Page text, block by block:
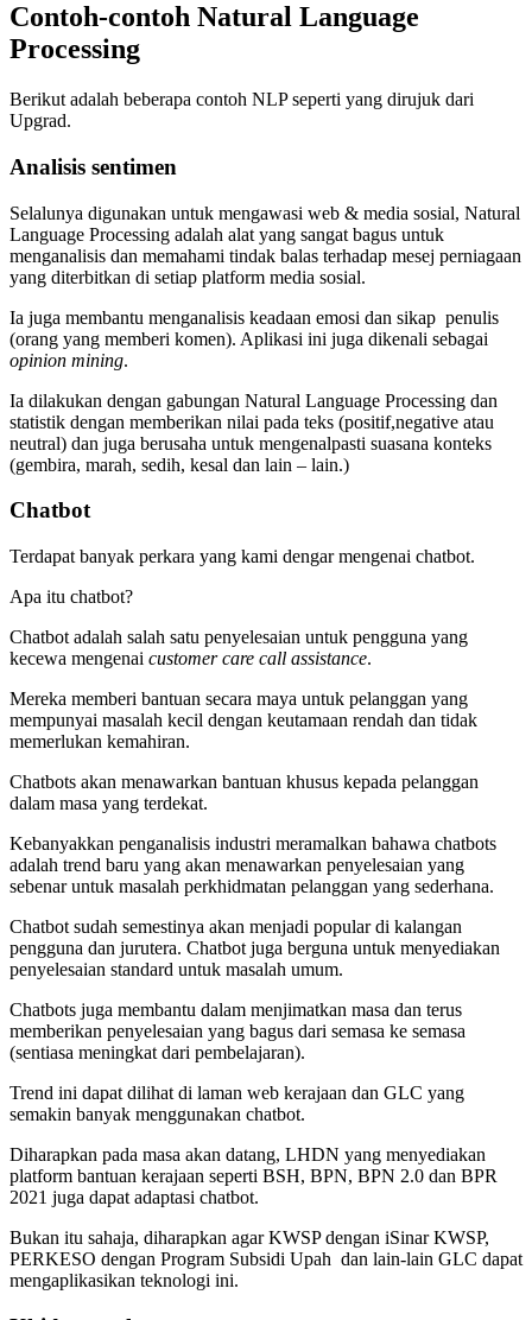
Contoh-contoh Natural Language
Processing
Berikut adalah beberapa contoh NLP seperti yang dirujuk dari
Upgrad.
Analisis sentimen
Selalunya digunakan untuk mengawasi web & media sosial, Natural
Language Processing adalah alat yang sangat bagus untuk
menganalisis dan memahami tindak balas terhadap mesej perniagaan
yang diterbitkan di setiap platform media sosial.
Ia juga membantu menganalisis keadaan emosi dan sikap penulis
(orang yang memberi komen). Aplikasi ini juga dikenali sebagai
opinion mining.
Ia dilakukan dengan gabungan Natural Language Processing dan
statistik dengan memberikan nilai pada teks (positif,negative atau
neutral) dan juga berusaha untuk mengenalpasti suasana konteks
(gembira, marah, sedih, kesal dan lain – lain.)
Chatbot
Terdapat banyak perkara yang kami dengar mengenai chatbot.
Apa itu chatbot?
Chatbot adalah salah satu penyelesaian untuk pengguna yang
kecewa mengenai customer care call assistance.
Mereka memberi bantuan secara maya untuk pelanggan yang
mempunyai masalah kecil dengan keutamaan rendah dan tidak
memerlukan kemahiran.
Chatbots akan menawarkan bantuan khusus kepada pelanggan
dalam masa yang terdekat.
Kebanyakkan penganalisis industri meramalkan bahawa chatbots
adalah trend baru yang akan menawarkan penyelesaian yang
sebenar untuk masalah perkhidmatan pelanggan yang sederhana.
Chatbot sudah semestinya akan menjadi popular di kalangan
pengguna dan jurutera. Chatbot juga berguna untuk menyediakan
penyelesaian standard untuk masalah umum.
Chatbots juga membantu dalam menjimatkan masa dan terus
memberikan penyelesaian yang bagus dari semasa ke semasa
(sentiasa meningkat dari pembelajaran).
Trend ini dapat dilihat di laman web kerajaan dan GLC yang
semakin banyak menggunakan chatbot.
Diharapkan pada masa akan datang, LHDN yang menyediakan
platform bantuan kerajaan seperti BSH, BPN, BPN 2.0 dan BPR
2021 juga dapat adaptasi chatbot.
Bukan itu sahaja, diharapkan agar KWSP dengan iSinar KWSP,
PERKESO dengan Program Subsidi Upah dan lain-lain GLC dapat
mengaplikasikan teknologi ini.